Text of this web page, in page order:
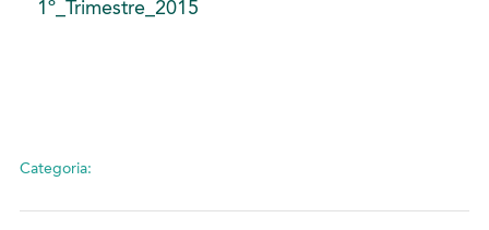
1º_Trimestre_2015
Categoria: